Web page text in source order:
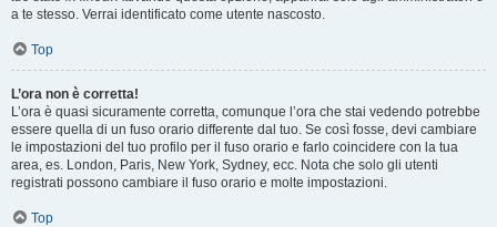
a te stesso. Verrai identificato come utente nascosto.
Top
L’ora non è corretta!
L’ora è quasi sicuramente corretta, comunque l’ora che stai vedendo potrebbe
essere quella di un fuso orario differente dal tuo. Se così fosse, devi cambiare
le impostazioni del tuo profilo per il fuso orario e farlo coincidere con la tua
area, es. London, Paris, New York, Sydney, ecc. Nota che solo gli utenti
registrati possono cambiare il fuso orario e molte impostazioni.
Top